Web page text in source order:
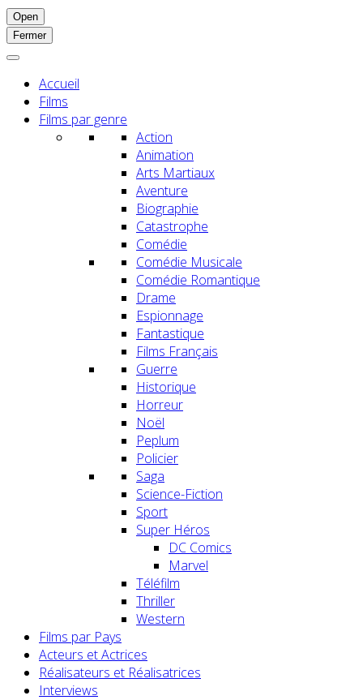
Open
Fermer
Accueil
Films
Films par genre
Action
Animation
Arts Martiaux
Aventure
Biographie
Catastrophe
Comédie
Comédie Musicale
Comédie Romantique
Drame
Espionnage
Fantastique
Films Français
Guerre
Historique
Horreur
Noël
Peplum
Policier
Saga
Science-Fiction
Sport
Super Héros
DC Comics
Marvel
Téléfilm
Thriller
Western
Films par Pays
Acteurs et Actrices
Réalisateurs et Réalisatrices
Interviews